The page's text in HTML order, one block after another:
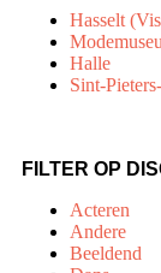
Hasselt
Halle
Sint-
FILTER OP
Acteren
Andere
Beeldend